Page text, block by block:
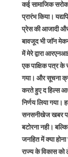
कई सामाजिक
प्रारंभ किया।
प्रेस की आजादी
बावजूद भी जाॅन
में मेरे द्वारा
एक पाक्षिक पत्र
गया। और सूचना
करते हुए द हिल्स
निर्णय लिया गया।
सनसनीखेज खबर
बटोरना नही।
जनहित में क्या
राज्य के विकास